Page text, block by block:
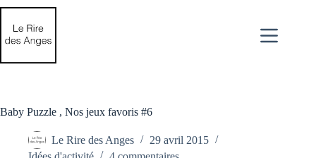
Passer
contenu
Baby Puzzle , Nos jeux favoris #6
Le Rire des Anges
29 avril 2015